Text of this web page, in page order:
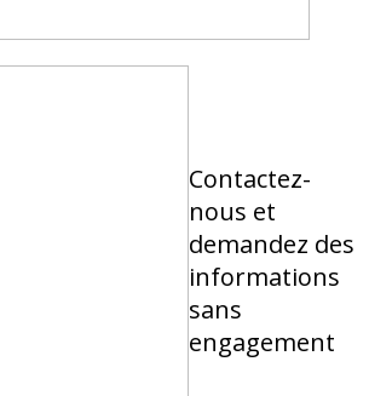
Contactez-
nous et
demandez des
informations
sans
engagement